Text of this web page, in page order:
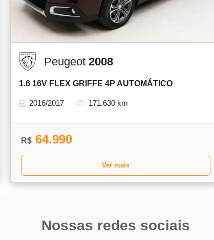
Peugeot 2008
1.6 16V FLEX GRIFFE 4P AUTOMÁTICO
2016/2017 171.630 km
R$ 64.990
Ver mais
Nossas redes sociais